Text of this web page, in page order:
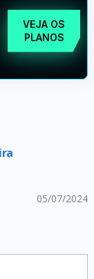
VEJA OS
PLANOS
05/07/2024